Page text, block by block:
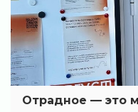
Отрадное — это